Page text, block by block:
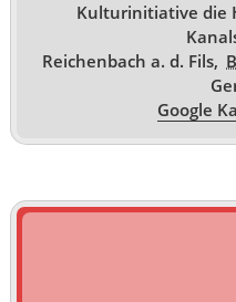
Kulturinitiative die
Reichenbach a. d. Fils,
Google